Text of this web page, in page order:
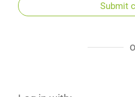
Submit